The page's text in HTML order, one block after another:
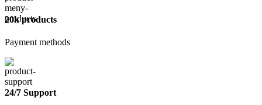
20k products
Payment methods
24/7 Support